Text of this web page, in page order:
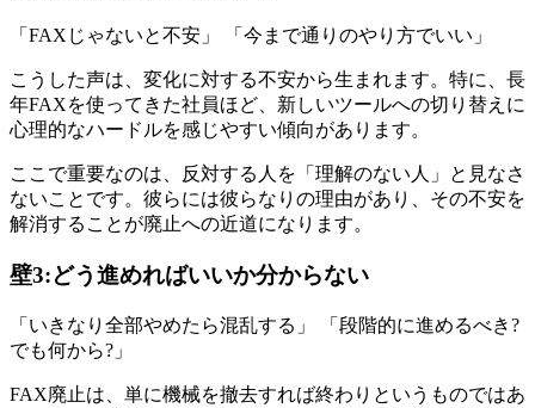
「FAXじゃないと不安」 「今まで通りのやり方でいい」
こうした声は、変化に対する不安から生まれます。特に、長
年FAXを使ってきた社員ほど、新しいツールへの切り替えに
心理的なハードルを感じやすい傾向があります。
ここで重要なのは、反対する人を「理解のない人」と見なさ
ないことです。彼らには彼らなりの理由があり、その不安を
解消することが廃止への近道になります。
壁3:どう進めればいいか分からない
「いきなり全部やめたら混乱する」 「段階的に進めるべき?
でも何から?」
FAX廃止は、単に機械を撤去すれば終わりというものではあ